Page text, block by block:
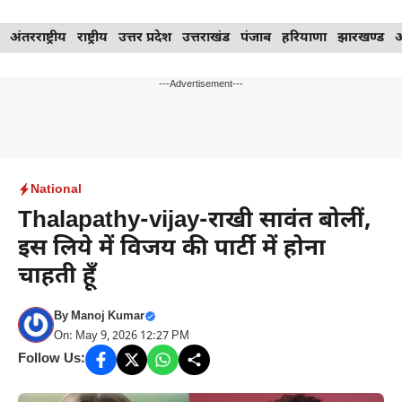
Skip
to
अंतरराष्ट्रीय राष्ट्रीय उत्तर प्रदेश उत्तराखंड पंजाब हरियाणा झारखण्ड
---Advertisement---
National
Thalapathy-vijay-राखी सावंत बोलीं,
इस लिये में विजय की पार्टी में होना
चाहती हूॅं
ByManoj Kumar
On: May 9, 2026 12:27 PM
Follow Us: